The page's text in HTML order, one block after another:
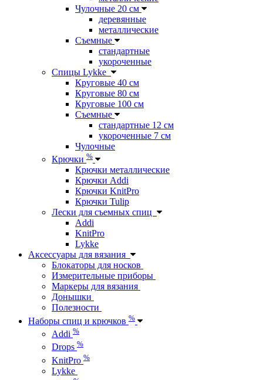
Чулочные 20 см
деревянные
металлические
Съемные
стандартные
укороченные
Спицы Lykke
Круговые 40 см
Круговые 80 см
Круговые 100 см
Съемные
стандартные 12 см
укороченные 7 см
Чулочные
Крючки %
Крючки металлические
Крючки Addi
Крючки KnitPro
Крючки Tulip
Лески для съемных спиц
Addi
KnitPro
Lykke
Аксессуары для вязания
Блокаторы для носков
Измерительные приборы
Маркеры для вязания
Донышки
Полезности
Наборы спиц и крючков %
Addi %
Drops %
KnitPro %
Lykke